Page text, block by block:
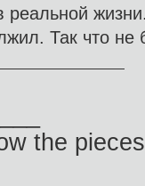
реальной
Так что не
the